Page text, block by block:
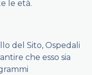
le età.
del Sito, Ospedali
che esso sia